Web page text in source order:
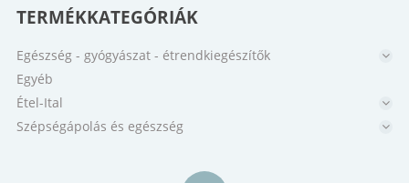
TERMÉKKATEGÓRIÁK
Egészség - gyógyászat - étrendkiegészítők
Egyéb
Étel-Ital
Szépségápolás és egészség